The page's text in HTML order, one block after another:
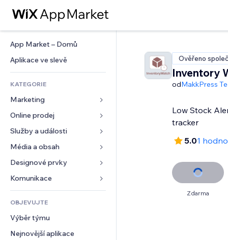
App Market – Domů
Aplikace ve slevě
KATEGORIE
Marketing
Reklamy
Mobilní zařízení
Analytika
Výpisy webu
E‑mail
Online prodej
Aplikace pro obchody
Doprava a doručení
Tlačítka pro prodej
Účetnictví
Kupóny a věrnostní programy
Skladování
Služby a události
Ubytování
Události
Restaurace
Nemovitosti
Rezervace
Média a obsah
Galerie
Hudba
Podcasty
Fotografie
Video
PDF
Designové prvky
Mapy a navigace
Soukromí a bezpečnost
Hodiny
Šablony stránek
Efekty pro obrázky
Formuláře
Ankety
Chat
OBJEVUJTE
Výběr týmu
Nejnovější aplikace
Ověřeno
Inventory
odMakkPress
Low Stock
tracker
5.01
Zdarma